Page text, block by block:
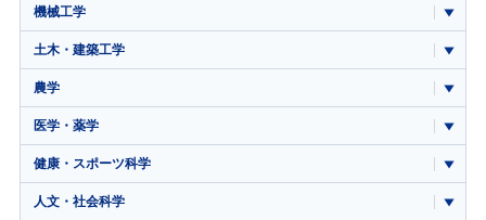
機械工学
土木・建築工学
農学
医学・薬学
健康・スポーツ科学
人文・社会科学